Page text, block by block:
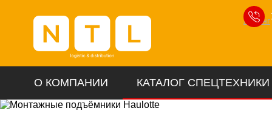
Лизинг
О КОМПАНИИ КАТАЛОГ СПЕЦТЕХНИКИ